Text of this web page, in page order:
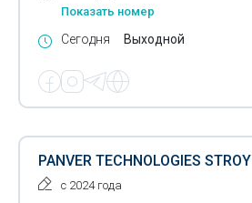
Показать номер
Сегодня Выходной
PANVER TECHNOLOGIES STROY
с 2024 года